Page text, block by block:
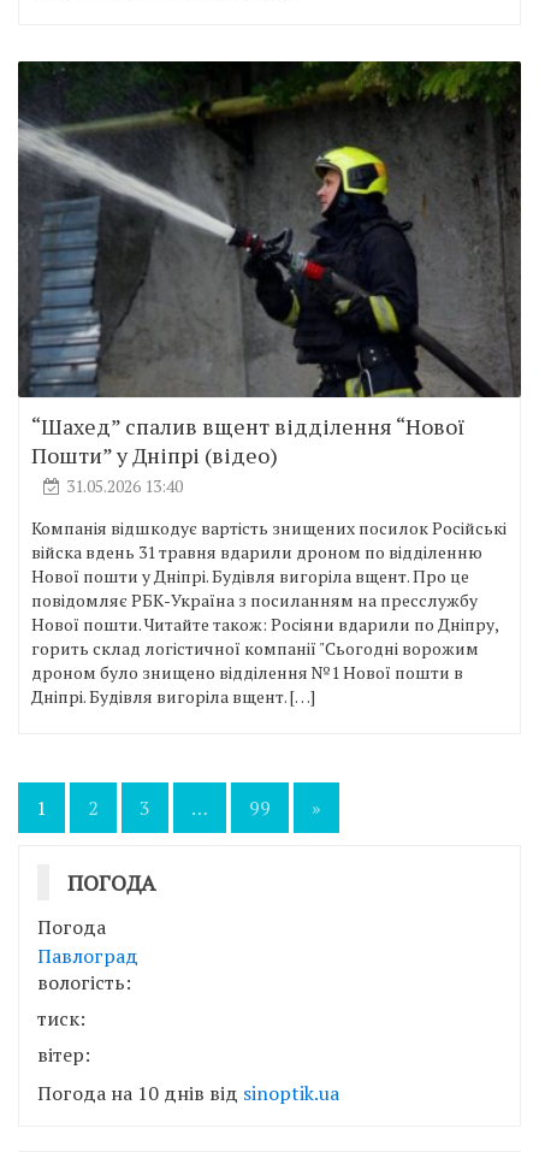
“Шахед” спалив вщент відділення “Нової
Пошти” у Дніпрі (відео)
31.05.2026 13:40
Компанія відшкодує вартість знищених посилок Російські
війска вдень 31 травня вдарили дроном по відділенню
Нової пошти у Дніпрі. Будівля вигоріла вщент. Про це
повідомляє РБК-Україна з посиланням на пресслужбу
Нової пошти. Читайте також: Росіяни вдарили по Дніпру,
горить склад логістичної компанії "Сьогодні ворожим
дроном було знищено відділення №1 Нової пошти в
Дніпрі. Будівля вигоріла вщент. […]
Пагінація
1 2 3 … 99 »
ПОГОДА
Погода
Павлоград
вологість:
тиск:
вітер:
Погода на 10 днів від sinoptik.ua